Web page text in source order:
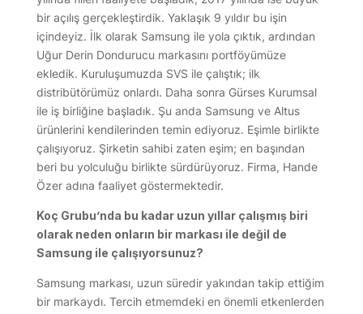
bir açılış gerçekleştirdik. Yaklaşık 9 yıldır bu işin
içindeyiz. İlk olarak Samsung ile yola çıktık, ardından
Uğur Derin Dondurucu markasını portföyümüze
ekledik. Kuruluşumuzda SVS ile çalıştık; ilk
distribütörümüz onlardı. Daha sonra Gürses Kurumsal
ile iş birliğine başladık. Şu anda Samsung ve Altus
ürünlerini kendilerinden temin ediyoruz. Eşimle birlikte
çalışıyoruz. Şirketin sahibi zaten eşim; en başından
beri bu yolculuğu birlikte sürdürüyoruz. Firma, Hande
Özer adına faaliyet göstermektedir.
Koç Grubu’nda bu kadar uzun yıllar çalışmış biri
olarak neden onların bir markası ile değil de
Samsung ile çalışıyorsunuz?
Samsung markası, uzun süredir yakından takip ettiğim
bir markaydı. Tercih etmemdeki en önemli etkenlerden